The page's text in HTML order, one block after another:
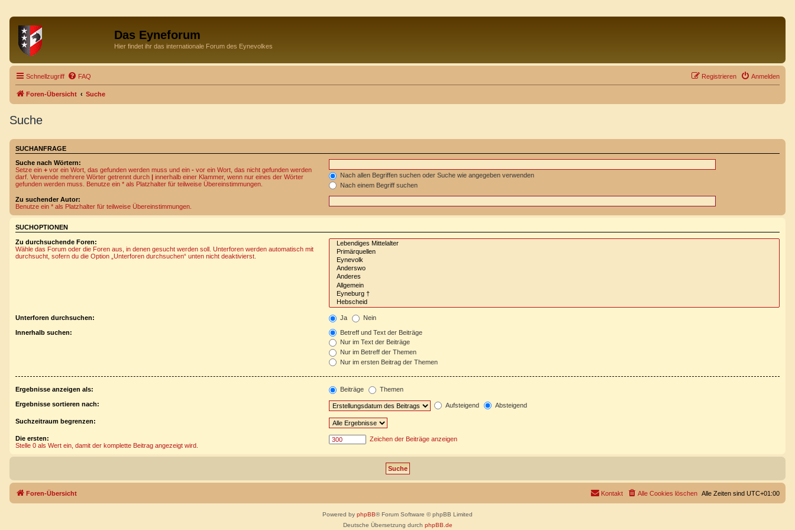
Das Eyneforum
Hier findet ihr das internationale Forum des Eynevolkes
Schnellzugriff FAQ Anmelden
Registrieren
Foren-Übersicht Suche
Suche
SUCHANFRAGE
Suche nach Wörtern:
Setze ein + vor ein Wort, das gefunden werden muss und ein - vor ein Wort, das nicht gefunden werden
darf. Verwende mehrere Wörter getrennt durch | innerhalb einer Klammer, wenn nur eines der Wörter
gefunden werden muss. Benutze ein * als Platzhalter für teilweise Übereinstimmungen.
Nach allen Begriffen suchen oder Suche wie angegeben verwenden
Nach einem Begriff suchen
Zu suchender Autor:
Benutze ein * als Platzhalter für teilweise Übereinstimmungen.
SUCHOPTIONEN
Zu durchsuchende Foren:
Wähle das Forum oder die Foren aus, in denen gesucht werden soll. Unterforen werden automatisch mit
durchsucht, sofern du die Option „Unterforen durchsuchen“ unten nicht deaktivierst.
Unterforen durchsuchen: Ja Nein
Innerhalb suchen:
Betreff und Text der Beiträge
Nur im Text der Beiträge
Nur im Betreff der Themen
Nur im ersten Beitrag der Themen
Ergebnisse anzeigen als: Beiträge Themen
Ergebnisse sortieren nach: Aufsteigend Absteigend
Suchzeitraum begrenzen:
Die ersten:
Stelle 0 als Wert ein, damit der komplette Beitrag angezeigt wird.
Zeichen der Beiträge anzeigen
Foren-Übersicht Alle Zeiten sind UTC+01:00
Alle Cookies löschen
Kontakt
Powered by phpBB® Forum Software © phpBB Limited
Deutsche Übersetzung durch phpBB.de